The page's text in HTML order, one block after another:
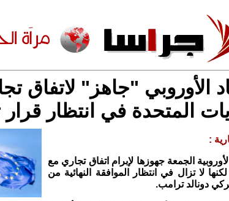
الأوروبي "جاهز" لاتفاق
المتحدة في انتظار
:
الجمعة جهوزها لإبرام اتفاق تجاري مع
لكنها لا تزال في انتظار الموافقة النهائية من
دونالد ترامب.